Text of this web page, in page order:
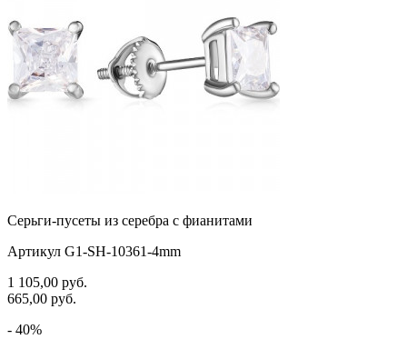
Серьги-пусеты из серебра с фианитами
Артикул G1-SH-10361-4mm
1 105,00 руб.
665,00 руб.
- 40%